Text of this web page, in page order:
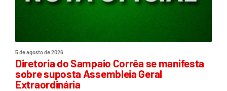
5 de agosto de 2026
Diretoria do Sampaio Corrêa se manifesta
sobre suposta Assembleia Geral
Extraordinária